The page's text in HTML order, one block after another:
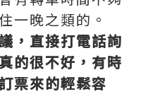
一晚之類的。
，直接打電話詢
的很不好，有時
票來的輕鬆容